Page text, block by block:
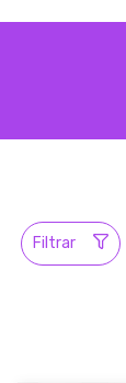
Filtrar